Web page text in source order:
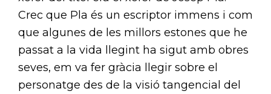
Crec que Pla és un escriptor immens i com
que algunes de les millors estones que he
passat a la vida llegint ha sigut amb obres
seves, em va fer gràcia llegir sobre el
personatge des de la visió tangencial del